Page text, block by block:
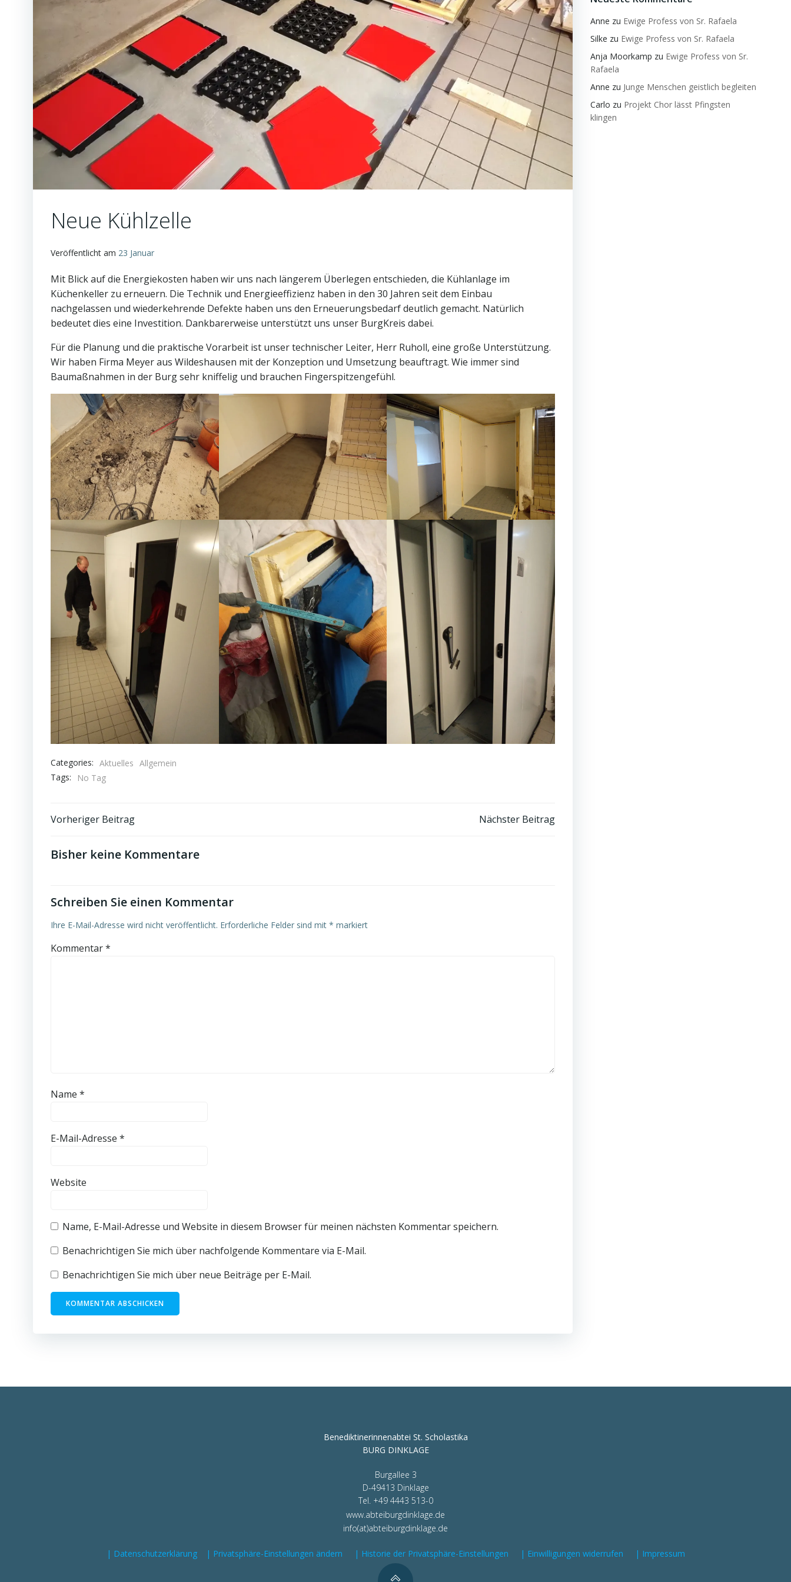
Neue Kühlzelle
Veröffentlicht am 23 Januar
Mit Blick auf die Energiekosten haben wir uns nach längerem Überlegen entschieden, die Kühlanlage im
Küchenkeller zu erneuern. Die Technik und Energieeffizienz haben in den 30 Jahren seit dem Einbau
nachgelassen und wiederkehrende Defekte haben uns den Erneuerungsbedarf deutlich gemacht. Natürlich
bedeutet dies eine Investition. Dankbarerweise unterstützt uns unser BurgKreis dabei.
Für die Planung und die praktische Vorarbeit ist unser technischer Leiter, Herr Ruholl, eine große Unterstützung.
Wir haben Firma Meyer aus Wildeshausen mit der Konzeption und Umsetzung beauftragt. Wie immer sind
Baumaßnahmen in der Burg sehr kniffelig und brauchen Fingerspitzengefühl.
Categories: Aktuelles Allgemein
Tags:
No Tag
Post
navigation
Vorheriger Beitrag Nächster Beitrag
Bisher keine Kommentare
Schreiben Sie einen Kommentar
Ihre E-Mail-Adresse wird nicht veröffentlicht. Erforderliche Felder sind mit * markiert
Kommentar*
Name *
E-Mail-Adresse *
Website
Name, E-Mail-Adresse und Website in diesem Browser für meinen nächsten Kommentar speichern.
Benachrichtigen Sie mich über nachfolgende Kommentare via E-Mail.
Benachrichtigen Sie mich über neue Beiträge per E-Mail.
Anne zu Ewige Profess von Sr. Rafaela
Silke zu Ewige Profess von Sr. Rafaela
Anja Moorkamp zu Ewige Profess von Sr.
Rafaela
Anne zu Junge Menschen geistlich begleiten
Carlo zu Projekt Chor lässt Pfingsten
klingen
Benediktinerinnenabtei St. Scholastika
BURG DINKLAGE
Burgallee 3
D-49413 Dinklage
Tel. +49 4443 513-0
www.abteiburgdinklage.de
info(at)abteiburgdinklage.de
| Datenschutzerklärung | Privatsphäre-Einstellungen ändern | Historie der Privatsphäre-Einstellungen | Einwilligungen widerrufen | Impressum